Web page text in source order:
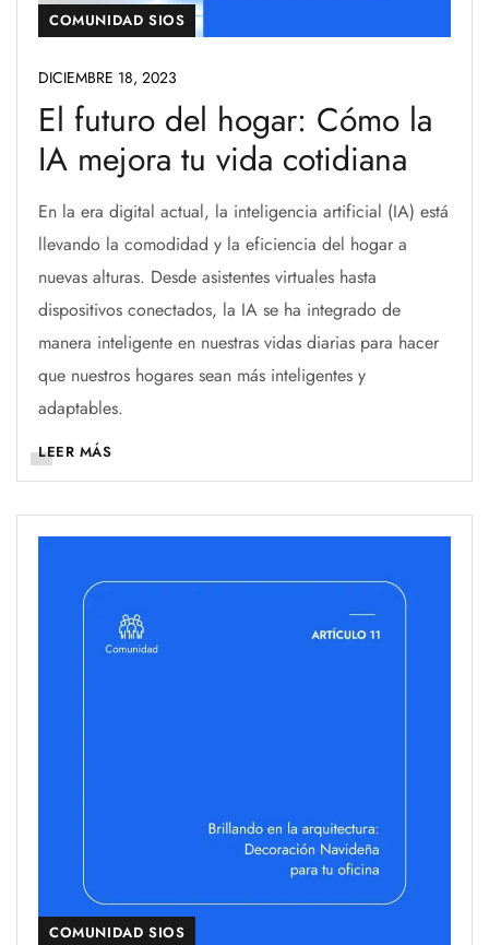
COMUNIDAD SIOS
DICIEMBRE 18, 2023
El futuro del hogar: Cómo la
IA mejora tu vida cotidiana
En la era digital actual, la inteligencia artificial (IA) está
llevando la comodidad y la eficiencia del hogar a
nuevas alturas. Desde asistentes virtuales hasta
dispositivos conectados, la IA se ha integrado de
manera inteligente en nuestras vidas diarias para hacer
que nuestros hogares sean más inteligentes y
adaptables.
LEER MÁS
COMUNIDAD SIOS